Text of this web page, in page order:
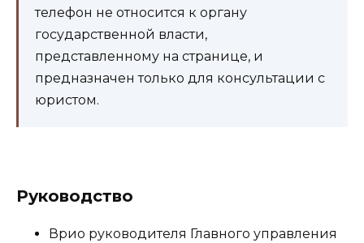
телефон не относится к органу
государственной власти,
представленному на странице, и
предназначен только для консультации с
юристом.
Руководство
Врио руководителя Главного управления